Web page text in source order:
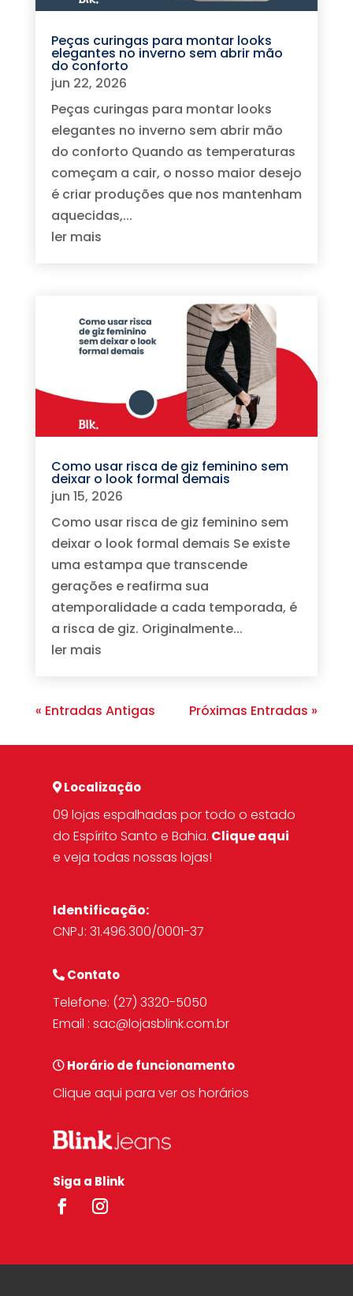
Peças curingas para montar looks
elegantes no inverno sem abrir mão
do conforto
jun 22, 2026
Peças curingas para montar looks
elegantes no inverno sem abrir mão
do conforto Quando as temperaturas
começam a cair, o nosso maior desejo
é criar produções que nos mantenham
aquecidas,...
ler mais
Como usar risca de giz feminino sem
deixar o look formal demais
jun 15, 2026
Como usar risca de giz feminino sem
deixar o look formal demais Se existe
uma estampa que transcende
gerações e reafirma sua
atemporalidade a cada temporada, é
a risca de giz. Originalmente...
ler mais
« Entradas Antigas Próximas Entradas »
Localização
09 lojas espalhadas por todo o estado
do Espírito Santo e Bahia. Clique aqui
e veja todas nossas lojas!
Identificação:
CNPJ: 31.496.300/0001-37
Contato
Telefone: (27) 3320-5050
Email :sac@lojasblink.com.br
Horário de funcionamento
Clique aqui para ver os horários
Siga a Blink